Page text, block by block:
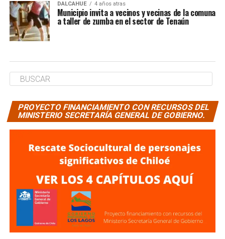
DALCAHUE 4 años atras
Municipio invita a vecinos y vecinas de la comuna
a taller de zumba en el sector de Tenaún
PROYECTO FINANCIAMIENTO CON RECURSOS DEL
MINISTERIO SECRETARÍA GENERAL DE GOBIERNO.